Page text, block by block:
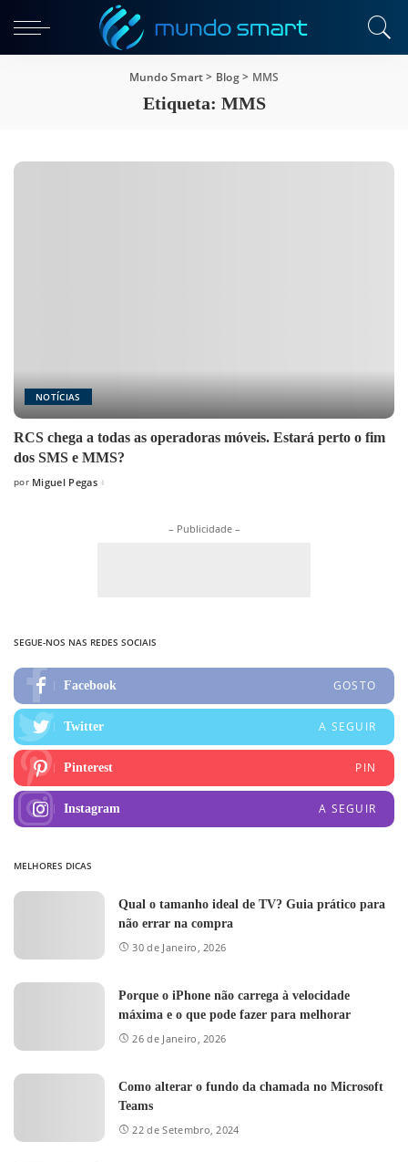
Mundo Smart> Blog> MMS
Etiqueta: MMS
NOTÍCIAS
RCS chega a todas as operadoras móveis. Estará perto o fim
dos SMS e MMS?
Posted
por Miguel Pegas
– Publicidade –
SEGUE-NOS NAS REDES SOCIAIS
Facebook GOSTO
Twitter A SEGUIR
Pinterest PIN
Instagram A SEGUIR
MELHORES DICAS
Qual o tamanho ideal de TV? Guia prático para
não errar na compra
30 de Janeiro, 2026
Porque o iPhone não carrega à velocidade
máxima e o que pode fazer para melhorar
26 de Janeiro, 2026
Como alterar o fundo da chamada no Microsoft
Teams
22 de Setembro, 2024